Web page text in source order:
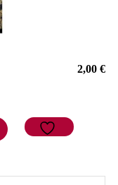
2,00€